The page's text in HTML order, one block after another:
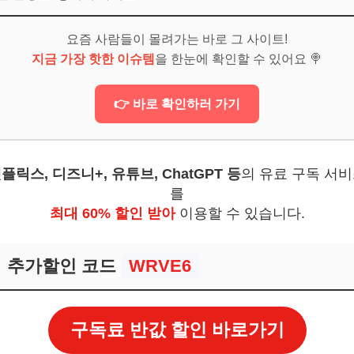
떻게 이용하는 게 가장 편리할까요?
는 게 좋을까요?
가장 좋은 시기인가요?
산을 즐길 준비, 되셨나요?
요즘 사람들이 몰려가는 바로 그 사이트!
지금 가장 핫한 이슈템 을 한눈에 확인할 수 있어요 🍭
👉 바로 확인하러 가기
릭스, 디즈니+, 유튜브, ChatGPT 등의 유료 구독 서
를
최대 60% 할인 받아이용할 수 있습니다.
추가할인 코드 WRVE6
구독료 반값 할인 바로가기